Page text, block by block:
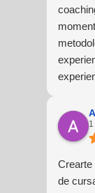
1
Crearte
de